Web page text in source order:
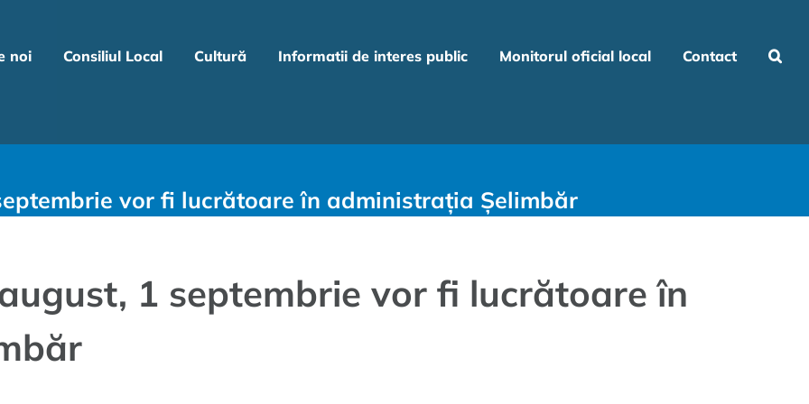
noi Consiliul Local Cultură Informatii de interes public Monitorul oficial local Contact
vor fi lucrătoare în administrația Șelimbăr
1 septembrie vor fi lucrătoare în